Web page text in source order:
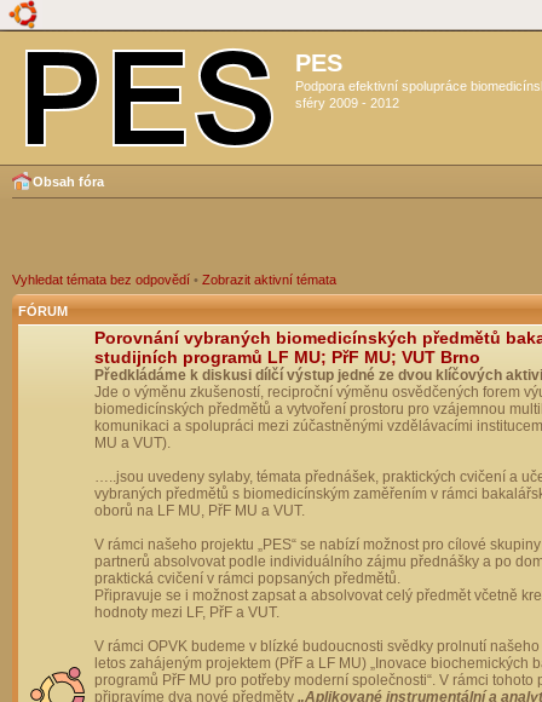
PES
Podpora efektivní spolupráce
sféry 2009 - 2012
Obsah fóra
Vyhledat témata bez odpovědí • Zobrazit aktivní témata
FÓRUM
Porovnání vybraných biomedicínských předmětů
studijních programů LF MU; PřF MU; VUT Brno
Předkládáme k diskusi dílčí výstup jedné ze dvou klíčových
Jde o výměnu zkušeností, reciproční výměnu osvědčených forem
biomedicínských předmětů a vytvoření prostoru pro vzájemnou
komunikaci a spolupráci mezi zúčastněnými vzdělávacími
MU a VUT).
…..jsou uvedeny sylaby, témata přednášek, praktických cvičení a
vybraných předmětů s biomedicínským zaměřením v rámci
oborů na LF MU, PřF MU a VUT.
V rámci našeho projektu „PES“ se nabízí možnost pro cílové
partnerů absolvovat podle individuálního zájmu přednášky a po
praktická cvičení v rámci popsaných předmětů.
Připravuje se i možnost zapsat a absolvovat celý předmět včetně
hodnoty mezi LF, PřF a VUT.
V rámci OPVK budeme v blízké budoucnosti svědky prolnutí
letos zahájeným projektem (PřF a LF MU) „Inovace biochemických
programů PřF MU pro potřeby moderní společnosti“. V rámci tohoto
připravíme dva nové předměty „Aplikované instrumentální a